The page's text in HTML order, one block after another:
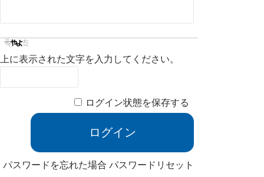
上に表示された文字を入力してください。
ログイン状態を保存する
パスワードを忘れた場合パスワードリセット